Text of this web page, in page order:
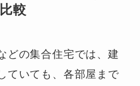
較
どの集合住宅では、建
ていても、各部屋まで